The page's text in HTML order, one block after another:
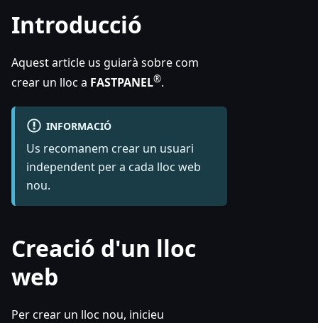
Introducció
Aquest article us guiarà sobre com
crear un lloc a FASTPANEL®.
INFORMACIÓ
Us recomanem crear un usuari
independent per a cada lloc web
nou.
Creació d'un lloc
web
Per crear un lloc nou, inicieu